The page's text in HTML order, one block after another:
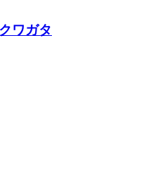
ワガタ